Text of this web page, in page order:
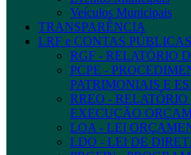
Veículos Municipais
TRANSPARÊNCIA
LRF e CONTAS PÚBLICAS
RGF - RELATÓRIO
PCPE -
PATRIMONIAIS E
RREO -
EXECUÇÃO
LOA - LEI
LDO - LEI DE